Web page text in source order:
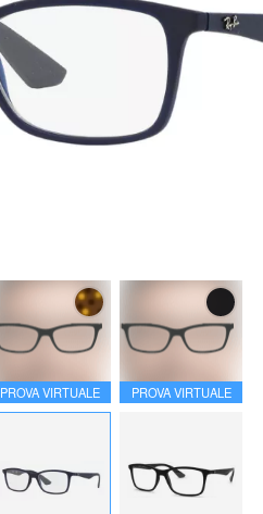
PROVA VIRTUALE PROVA VIRTUALE